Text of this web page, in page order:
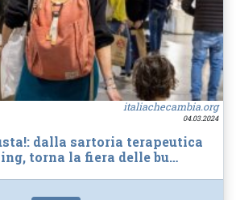
italiachecambia.org
04.03.2024
dalla sartoria terapeutica
torna la fiera delle bu…